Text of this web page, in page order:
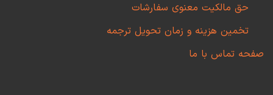
حق مالکیت معنوی سفارشات
تخمین هزینه و زمان تحویل ترجمه
صفحه تماس با ما